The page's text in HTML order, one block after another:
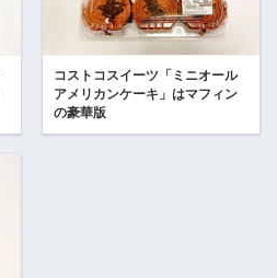
コストコスイーツ「ミニオール
アメリカンケーキ」はマフィン
の豪華版